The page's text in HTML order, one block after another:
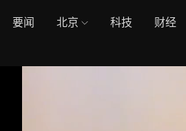
要闻 北京 科技 财经